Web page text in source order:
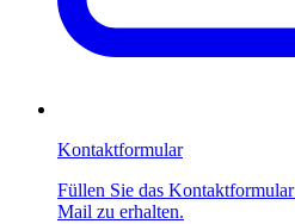
Kontaktformular
Füllen Sie das
Mail zu erhalten.